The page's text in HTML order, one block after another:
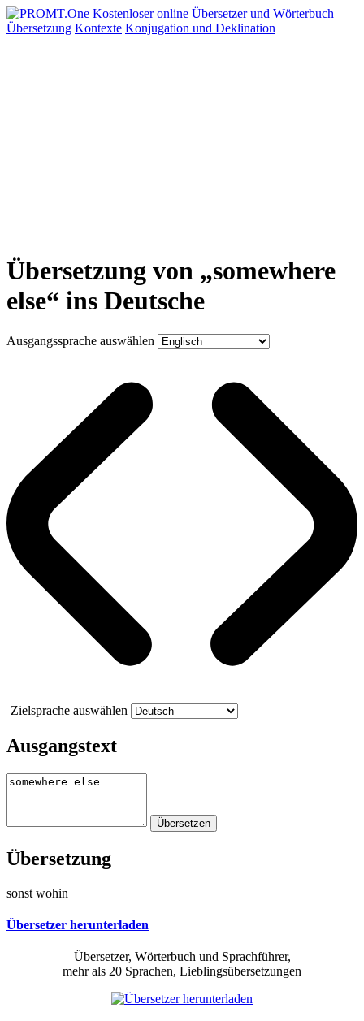
Übersetzung Kontexte Konjugation und Deklination
Übersetzung von „somewhere
else“ ins Deutsche
Ausgangssprache auswählen
Zielsprache auswählen
Ausgangstext
Übersetzung
sonst wohin
Übersetzer herunterladen
Übersetzer, Wörterbuch und Sprachführer,
mehr als 20 Sprachen, Lieblingsübersetzungen